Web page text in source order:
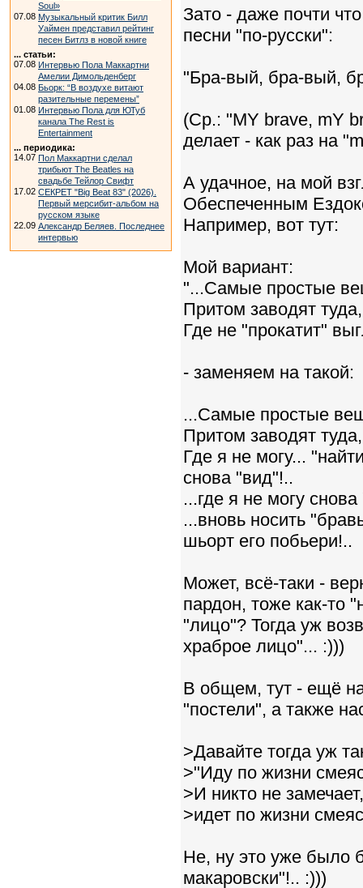
Soul»
07.08 Музыкальный критик Билл
Уаймен представил рейтинг
песен Битлз в новой книге
... статьи:
07.08 Интервью Пола Маккартни
Амелии Димольденберг
04.08 Бьорк: “В воздухе витают
разительные перемены”
01.08 Интервью Пола для ЮТуб
канала The Rest is
Entertainment
... периодика:
14.07 Пол Маккартни сделал
трибьют The Beatles на
свадьбе Тейлор Свифт
17.02 СЕКРЕТ "Big Beat 83" (2026).
Первый мерсибит-альбом на
русском языке
22.09 Александр Беляев. Последнее
интервью
Зато - даже почти
песни "по-русски":
"Бра-вый, бра-вый,
(Ср.: "MY brave, mY
делает - как раз на
А удачное, на мой
Обеспеченным
Например, вот тут:
Мой вариант:
"...Самые простые
Притом заводят туда,
Где не "прокатит"
- заменяем на такой:
...Самые простые
Притом заводят туда,
Где я не могу...
снова "вид"!..
...где я не могу
...вновь носить
шьорт его побьери!..
Может, всё-таки -
пардон, тоже как-то
"лицо"? Тогда уж
храброе лицо"... :)))
В общем, тут - ещё
"постели", а также
>Давайте тогда уж
>"Иду по жизни
>И никто не
>идет по жизни
Не, ну это уже было
макаровски"!.. :)))